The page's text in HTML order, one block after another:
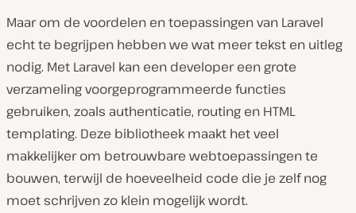
Maar om de voordelen en toepassingen van Laravel
echt te begrijpen hebben we wat meer tekst en uitleg
nodig. Met Laravel kan een developer een grote
verzameling voorgeprogrammeerde functies
gebruiken, zoals authenticatie, routing en HTML
templating. Deze bibliotheek maakt het veel
makkelijker om betrouwbare webtoepassingen te
bouwen, terwijl de hoeveelheid code die je zelf nog
moet schrijven zo klein mogelijk wordt.